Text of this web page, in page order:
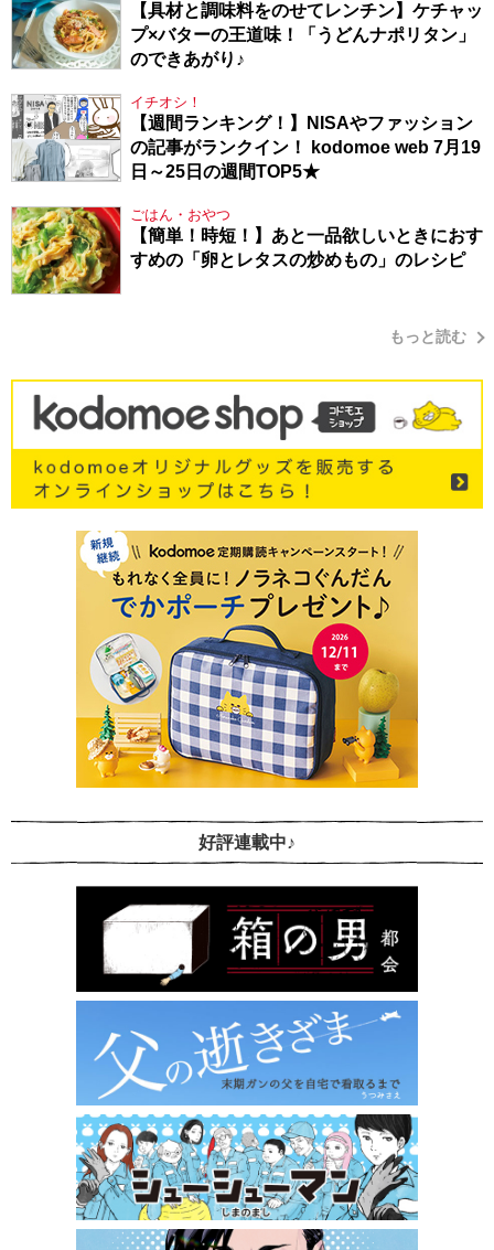
【具材と調味料をのせてレンチン】ケチャッ
プ×バターの王道味！「うどんナポリタン」
のできあがり♪
イチオシ！
【週間ランキング！】NISAやファッション
の記事がランクイン！ kodomoe web 7月19
日～25日の週間TOP5★
ごはん・おやつ
【簡単！時短！】あと一品欲しいときにおす
すめの「卵とレタスの炒めもの」のレシピ
もっと読む
好評連載中♪